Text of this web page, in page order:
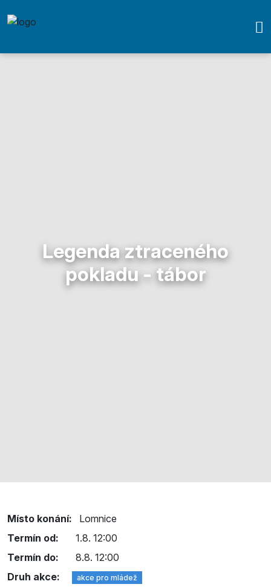
Legenda ztraceného
pokladu - tábor
Místo konání:
Lomnice
Termín od:
1.8. 12:00
Termín do:
8.8. 12:00
Druh akce:
akce pro mládež